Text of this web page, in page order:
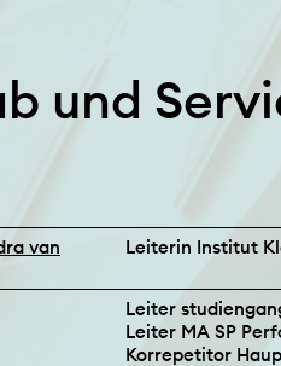
und
van
Leiterin Institut
Leiter
Leiter MA SP
Korrepetitor